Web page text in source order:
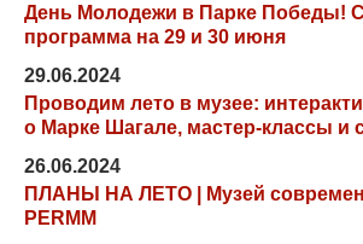
День Молодежи в Парке Победы!
программа на 29 и 30 июня
29.06.2024
Проводим лето в музее:
о Марке Шагале, мастер-классы и
26.06.2024
ПЛАНЫ НА ЛЕТО | Музей
PERMM